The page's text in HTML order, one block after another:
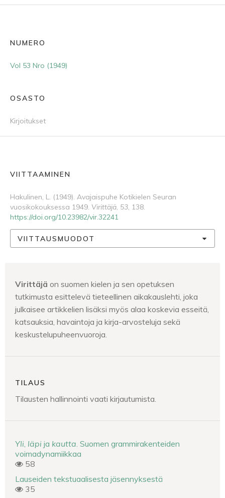
NUMERO
Vol 53 Nro (1949)
OSASTO
Kirjoitukset
VIITTAAMINEN
Hakulinen, L. (1949). Avajaispuhe Kotikielen Seuran
vuosikokouksessa 1949. Virittäjä, 53, 138.
https://doi.org/10.23982/vir.32241
VIITTAUSMUODOT
Virittäjä on suomen kielen ja sen opetuksen
tutkimusta esittelevä tieteellinen aikakauslehti, joka
julkaisee artikkelien lisäksi myös alaa koskevia esseitä,
katsauksia, havaintoja ja kirja-arvosteluja sekä
keskustelupuheenvuoroja.
TILAUS
Tilausten hallinnointi vaati kirjautumista.
Yli läpi ja kautta . Suomen grammirakenteiden
voimadynamiikkaa
58
Lauseiden tekstuaalisesta jäsennyksestä
35